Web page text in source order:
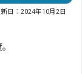
日：2024年10月2日